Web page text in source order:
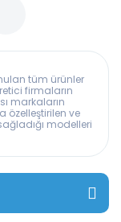
tüm ürünler
firmaların
markaların
özelleştirilen ve
modelleri